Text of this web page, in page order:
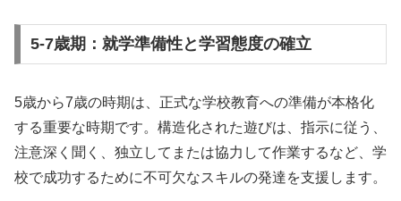
5-7歳期：就学準備性と学習態度の確立
5歳から7歳の時期は、正式な学校教育への準備が本格化
する重要な時期です。構造化された遊びは、指示に従う、
注意深く聞く、独立してまたは協力して作業するなど、学
校で成功するために不可欠なスキルの発達を支援します。